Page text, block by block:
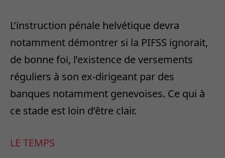
L’instruction pénale helvétique devra
notamment démontrer si la PIFSS ignorait,
de bonne foi, l’existence de versements
réguliers à son ex-dirigeant par des
banques notamment genevoises. Ce qui à
ce stade est loin d’être clair.
LE TEMPS